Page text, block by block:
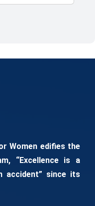
Women edifies the
“Excellence is a
accident” since its